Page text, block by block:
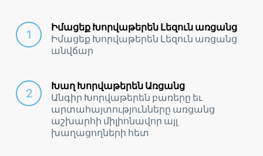
Իմացեք Խորվաթերեն Լեզուն առցանց
Իմացեք Խորվաթերեն Լեզուն առցանց
անվճար
Խաղ Խորվաթերեն Առցանց
Անգիր Խորվաթերեն բառերը եւ
արտահայտությունները առցանց
աշխարհի միլիոնավոր այլ
խաղացողների հետ